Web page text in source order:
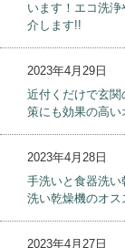
います！エコ洗
介します!!
2023年4月29日
近付くだけで玄
策にも効果の高
2023年4月28日
手洗いと食器洗
洗い乾燥機のオ
2023年4月27日